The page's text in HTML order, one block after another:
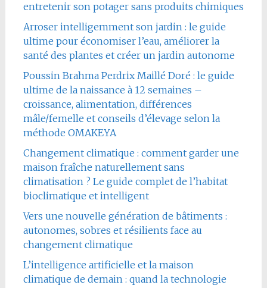
entretenir son potager sans produits chimiques
Arroser intelligemment son jardin : le guide
ultime pour économiser l’eau, améliorer la
santé des plantes et créer un jardin autonome
Poussin Brahma Perdrix Maillé Doré : le guide
ultime de la naissance à 12 semaines –
croissance, alimentation, différences
mâle/femelle et conseils d’élevage selon la
méthode OMAKEYA
Changement climatique : comment garder une
maison fraîche naturellement sans
climatisation ? Le guide complet de l’habitat
bioclimatique et intelligent
Vers une nouvelle génération de bâtiments :
autonomes, sobres et résilients face au
changement climatique
L’intelligence artificielle et la maison
climatique de demain : quand la technologie